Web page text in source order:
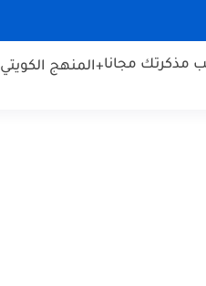
مذكرتك مجانا+المنهج الكويتي 🇰🇼